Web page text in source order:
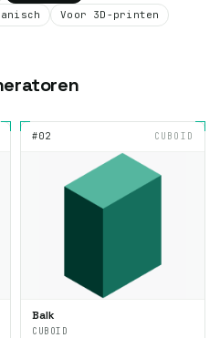
Voor 3D-printen
#02 CUBOID
Balk
CUBOID